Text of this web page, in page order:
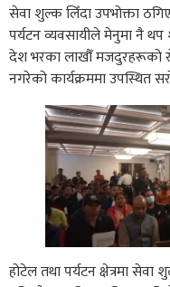
सेवा शुल्क लिँदा उपभोक्ता
पर्यटन व्यवसायीले मेनुमा नै
देश भरका लाखौँ मजदुरहरूको
नगरेको कार्यक्रममा उपस्थित
होटेल तथा पर्यटन क्षेत्रमा